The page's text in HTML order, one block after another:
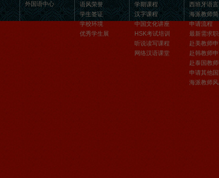
外国语中心
语风荣誉
学生签证
学校环境
优秀学生展
学期课程
汉字课程
中国文化讲座
HSK考试培训
听说读写课程
网络汉语课堂
西班牙语
海派教师
申请流程
最新需求
赴美教师
赴韩教师
赴泰国教
申请其他
海派教师